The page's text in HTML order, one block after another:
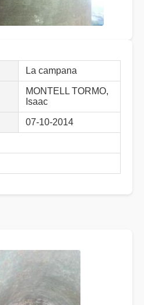
La campana
MONTELL TORMO,
Isaac
07-10-2014